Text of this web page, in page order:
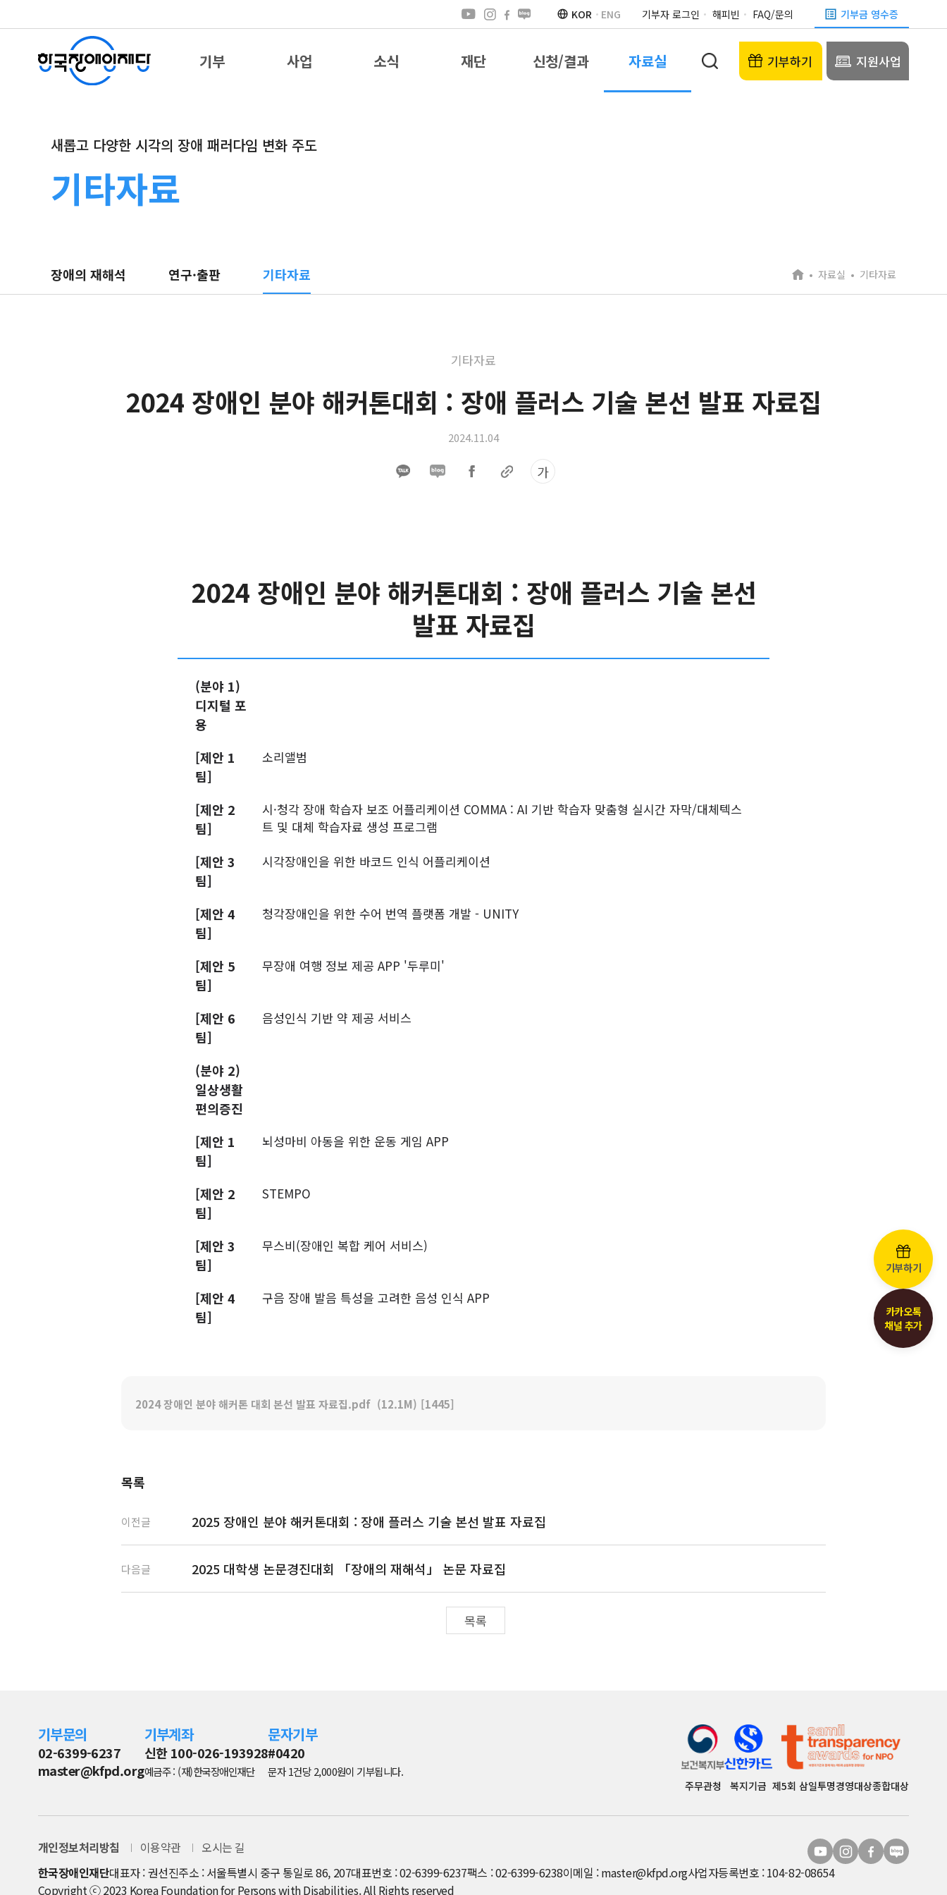
KOR ENG 기부자 로그인 해피빈 FAQ/문의 기부금 영수증
기부 사업 소식 재단 신청/결과 자료실 기부하기 지원사업
새롭고 다양한 시각의 장애 패러다임 변화 주도
기타자료
장애의 재해석 연구·출판 기타자료 자료실 기타자료
기타자료
2024 장애인 분야 해커톤대회 : 장애 플러스 기술 본선 발표 자료집
2024.11.04
가
2024 장애인 분야 해커톤대회 : 장애 플러스 기술 본선
발표 자료집
(분야 1)
디지털 포
용
[제안 1
팀]
소리앨범
[제안 2
팀]
시·청각 장애 학습자 보조 어플리케이션 COMMA : AI 기반 학습자 맞춤형 실시간 자막/대체텍스
트 및 대체 학습자료 생성 프로그램
[제안 3
팀]
시각장애인을 위한 바코드 인식 어플리케이션
[제안 4
팀]
청각장애인을 위한 수어 번역 플랫폼 개발 - UNITY
[제안 5
팀]
무장애 여행 정보 제공 APP '두루미'
[제안 6
팀]
음성인식 기반 약 제공 서비스
(분야 2)
일상생활
편의증진
[제안 1
팀]
뇌성마비 아동을 위한 운동 게임 APP
[제안 2
팀]
STEMPO
[제안 3
팀]
무스비(장애인 복합 케어 서비스)
[제안 4
팀]
구음 장애 발음 특성을 고려한 음성 인식 APP
2024 장애인 분야 해커톤 대회 본선 발표 자료집.pdf (12.1M) [1445]
목록
이전글 2025 장애인 분야 해커톤대회 : 장애 플러스 기술 본선 발표 자료집
다음글 2025 대학생 논문경진대회 「장애의 재해석」 논문 자료집
목록
기부하기
카카오톡
채널 추가
기부문의
02-6399-6237
master@kfpd.org
기부계좌
신한 100-026-193928
예금주 : (재)한국장애인재단
문자기부
#0420
문자 1건당 2,000원이 기부됩니다.
주무관청 복지기금 제5회 삼일투명경영대상종합대상
개인정보처리방침 이용약관
오시는 길
한국장애인재단대표자 : 권선진주소 : 서울특별시 중구 통일로 86, 207대표번호 : 02-6399-6237팩스 : 02-6399-6238이메일 : master@kfpd.org사업자등록번호 : 104-82-08654
Copyright ⓒ 2023 Korea Foundation for Persons with Disabilities. All Rights reserved